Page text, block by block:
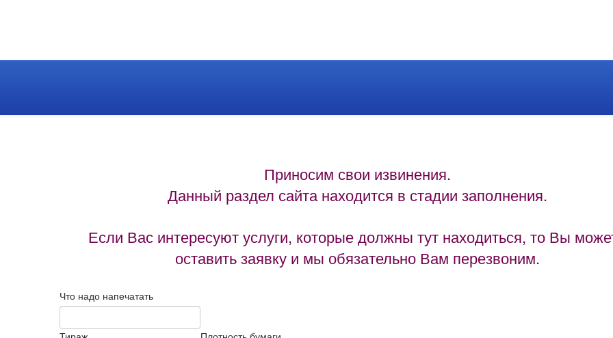
Приносим свои извинения.
Данный раздел сайта находится в стадии заполнения.
Если Вас интересуют услуги, которые должны тут находиться, то Вы
оставить заявку и мы обязательно Вам перезвоним.
Что надо напечатать